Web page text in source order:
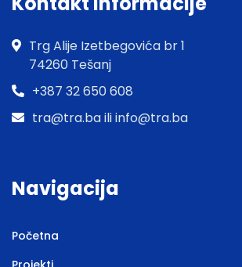
Trg Alije Izetbegovića br 1
74260 Tešanj
+387 32 650 608
tra@tra.ba ili info@tra.ba
Navigacija
Početna